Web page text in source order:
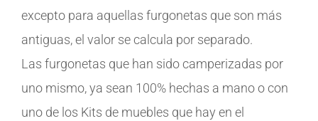
excepto para aquellas furgonetas que son más
antiguas, el valor se calcula por separado.
Las furgonetas que han sido camperizadas por
uno mismo, ya sean 100% hechas a mano o con
uno de los Kits de muebles que hay en el